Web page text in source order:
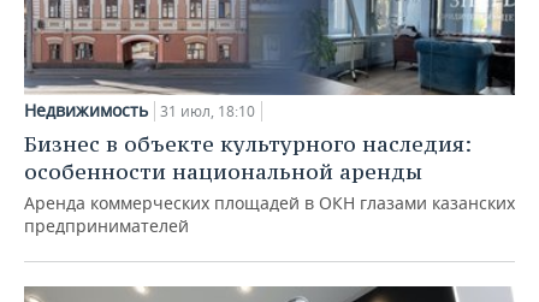
Недвижимость 31 июл, 18:10
Бизнес в объекте культурного наследия:
особенности национальной аренды
Аренда коммерческих площадей в ОКН глазами казанских
предпринимателей